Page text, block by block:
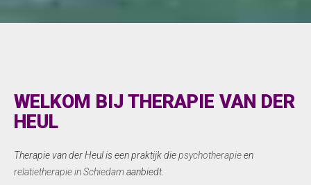
WELKOM BIJ THERAPIE VAN DER
HEUL
Therapie van der Heul is een praktijk diepsychotherapieen
relatietherapie in Schiedamaanbiedt.